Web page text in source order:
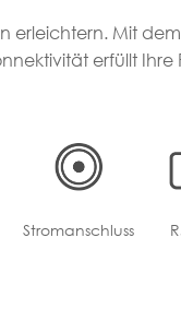
erleichtern. Mit
erfüllt Ihre
Stromanschluss